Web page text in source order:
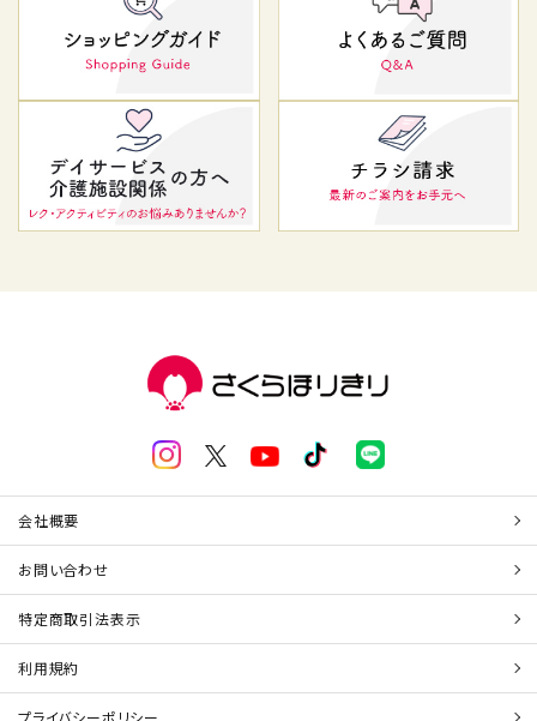
会社概要
お問い合わせ
特定商取引法表示
利用規約
プライバシーポリシー